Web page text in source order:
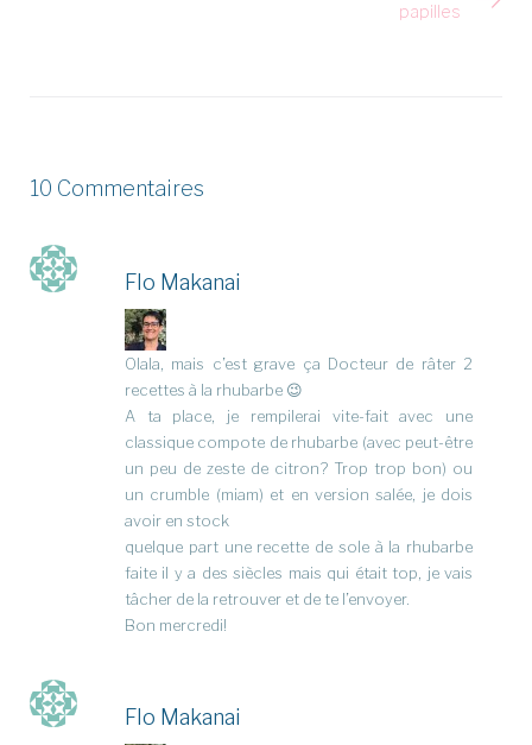
papilles
10 Commentaires
Flo Makanai
Olala, mais c’est grave ça Docteur de râter 2
recettes à la rhubarbe 😉
A ta place, je rempilerai vite-fait avec une
classique compote de rhubarbe (avec peut-être
un peu de zeste de citron? Trop trop bon) ou
un crumble (miam) et en version salée, je dois
avoir en stock
quelque part une recette de sole à la rhubarbe
faite il y a des siècles mais qui était top, je vais
tâcher de la retrouver et de te l’envoyer.
Bon mercredi!
Flo Makanai